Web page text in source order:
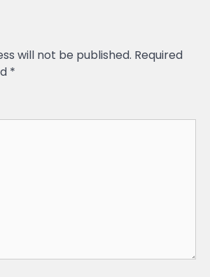
will not be published. Required
*